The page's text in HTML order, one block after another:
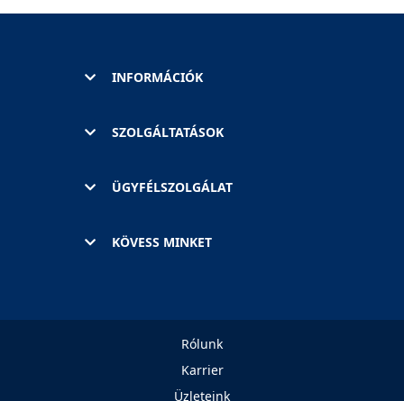
INFORMÁCIÓK
SZOLGÁLTATÁSOK
ÜGYFÉLSZOLGÁLAT
KÖVESS MINKET
Rólunk
Karrier
Üzleteink